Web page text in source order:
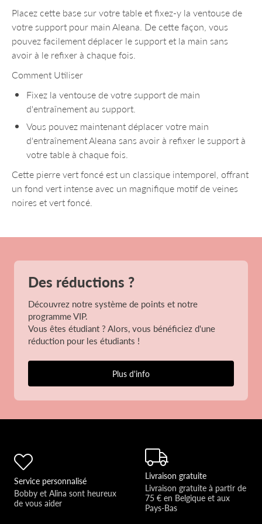
Placez cette base sur votre table et fixez-y la ventouse de
votre support pour main Aleana. De cette façon, vous
pouvez facilement déplacer le support et la main sans
avoir à le refixer à chaque fois.
Comment Utiliser
Fixez la ventouse de votre support de main
d'entraînement au support.
Vous pouvez maintenant déplacer votre main
d'entraînement Aleana sans avoir à refixer le support à
votre table à chaque fois.
Cette pierre vert foncé est un classique intemporel, offrant
un fond vert intense avec un magnifique motif de veines
noires et vert foncé.
Des réductions ?
Découvrez notre système de points et notre
programme VIP.
Vous êtes étudiant ? Alors, vous bénéficiez d'une
réduction pour les étudiants !
Plus d'info
Service personnalisé
Bobby et Alina sont heureux
de vous aider
Livraison gratuite
Livraison gratuite à partir de
75 € en Belgique et aux
Pays-Bas